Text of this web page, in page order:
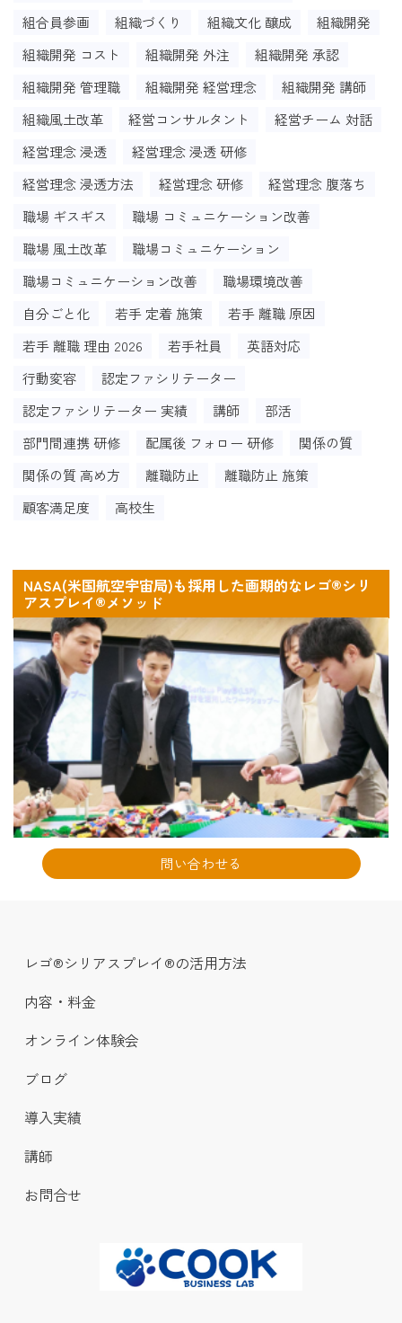
組合員参画
組織づくり 組織文化 醸成
組織開発
組織開発 コスト
組織開発 外注
組織開発 承認
組織開発 管理職
組織開発 経営理念
組織開発 講師
組織風土改革
経営コンサルタント
経営チーム 対話
経営理念 浸透
経営理念 浸透 研修
経営理念 浸透方法
経営理念 研修
経営理念 腹落ち
職場 ギスギス
職場 コミュニケーション改善
職場 風土改革
職場コミュニケーション
職場コミュニケーション改善
職場環境改善
自分ごと化
若手 定着 施策
若手 離職 原因
若手 離職 理由 2026
若手社員
英語対応
行動変容
認定ファシリテーター
認定ファシリテーター 実績
講師
部活
部門間連携 研修
配属後 フォロー 研修
関係の質
関係の質 高め方
離職防止
離職防止 施策
顧客満足度
高校生
NASA(米国航空宇宙局)も採用した画期的なレゴ®シリ
アスプレイ®メソッド
問い合わせる
レゴ®シリアスプレイ®の活用方法
内容・料金
オンライン体験会
ブログ
導入実績
講師
お問合せ